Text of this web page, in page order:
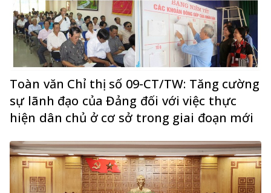
Toàn văn Chỉ thị số 09-CT/TW: Tăng cường
sự lãnh đạo của Đảng đối với việc thực
hiện dân chủ ở cơ sở trong giai đoạn mới